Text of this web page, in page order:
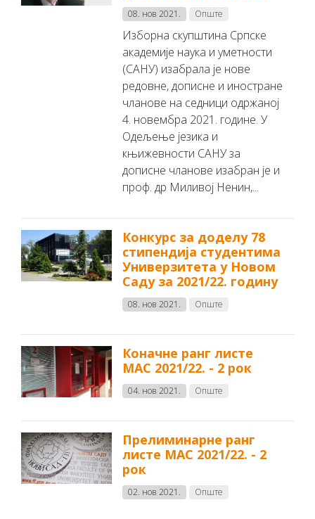
08. нов 2021. Опште
Изборна скупштина Српске
академије наука и уметности
(САНУ) изабрала је нове
редовне, дописне и иностране
чланове на седници одржаној
4. новембра 2021. године. У
Одељење језика и
књижевности САНУ за
дописне чланове изабран је и
проф. др Миливој Ненин,...
Конкурс за доделу 78
стипендија студентима
Универзитета у Новом
Саду за 2021/22. годину
08. нов 2021. Опште
Коначне ранг листе
МАС 2021/22. - 2 рок
04. нов 2021. Опште
Прелиминарне ранг
листе МАС 2021/22. - 2
рок
02. нов 2021. Опште